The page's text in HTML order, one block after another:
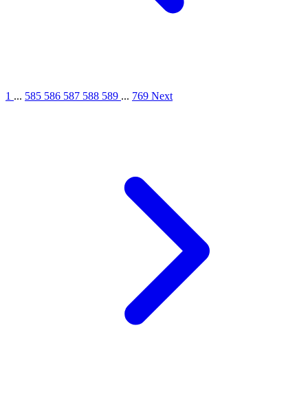
1 ... 585 586 587 588 589 ... 769 Next